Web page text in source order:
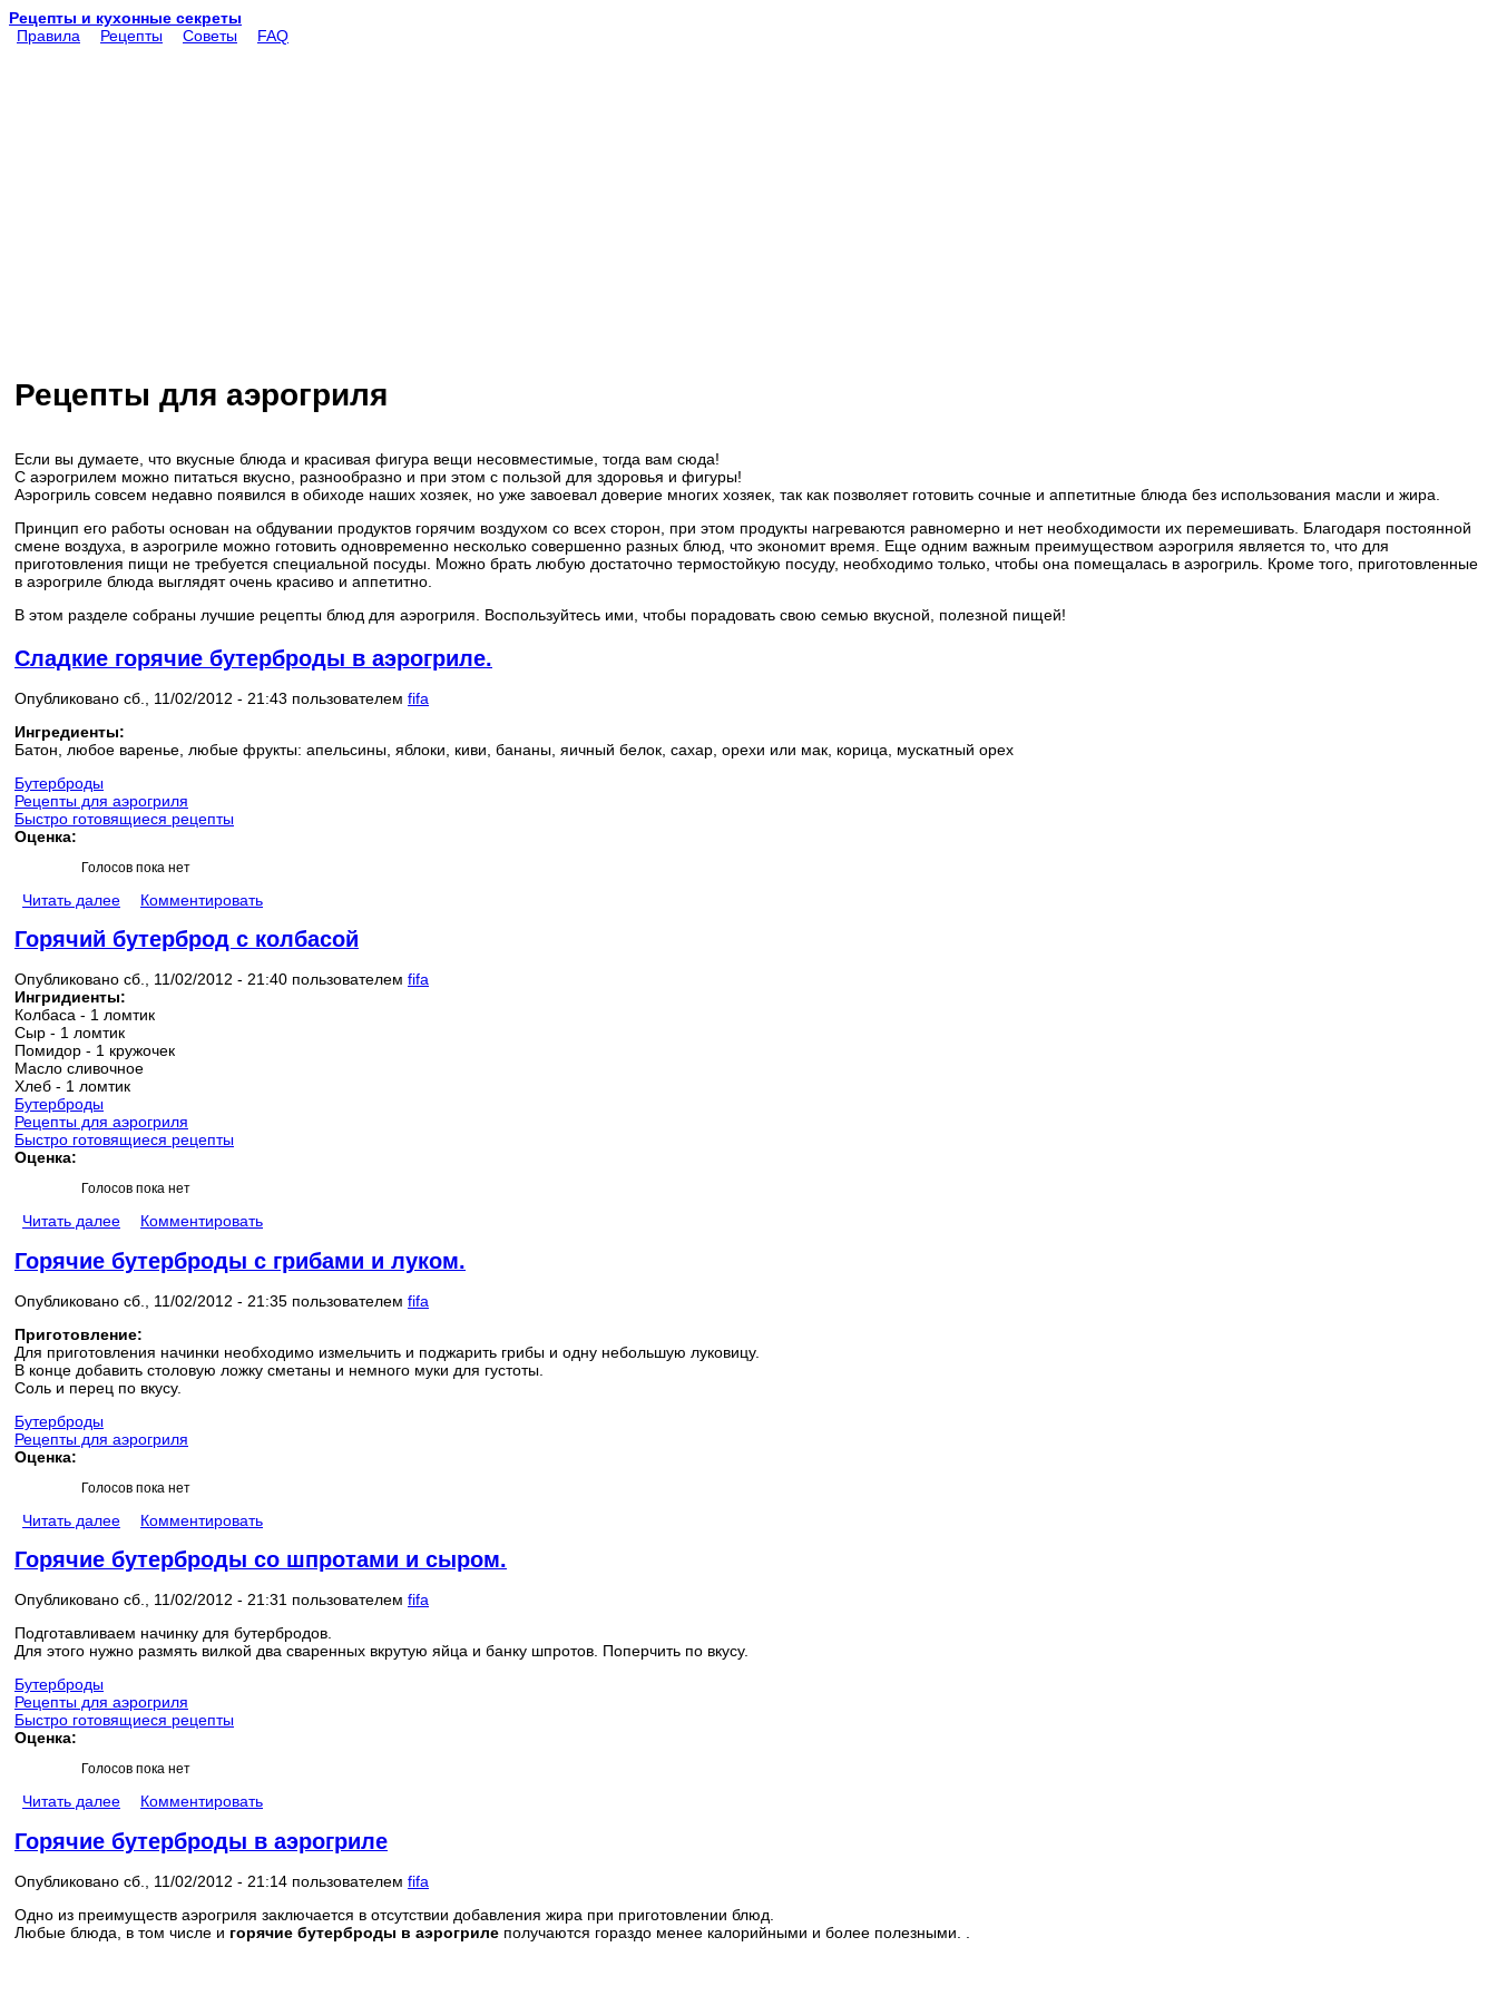
Рецепты и кухонные секреты
Правила
Рецепты Советы FAQ
Рецепты для аэрогриля
Если вы думаете, что вкусные блюда и красивая фигура вещи несовместимые, тогда вам сюда!
С аэрогрилем можно питаться вкусно, разнообразно и при этом с пользой для здоровья и фигуры!
Аэрогриль совсем недавно появился в обиходе наших хозяек, но уже завоевал доверие многих хозяек, так как позволяет готовить сочные и аппетитные блюда без использования масли и жира.
Принцип его работы основан на обдувании продуктов горячим воздухом со всех сторон, при этом продукты нагреваются равномерно и нет необходимости их перемешивать. Благодаря постоянной
смене воздуха, в аэрогриле можно готовить одновременно несколько совершенно разных блюд, что экономит время. Еще одним важным преимуществом аэрогриля является то, что для
приготовления пищи не требуется специальной посуды. Можно брать любую достаточно термостойкую посуду, необходимо только, чтобы она помещалась в аэрогриль. Кроме того, приготовленные
в аэрогриле блюда выглядят очень красиво и аппетитно.
В этом разделе собраны лучшие рецепты блюд для аэрогриля. Воспользуйтесь ими, чтобы порадовать свою семью вкусной, полезной пищей!
Сладкие горячие бутерброды в аэрогриле.
Опубликовано сб., 11/02/2012 - 21:43 пользователем fifa
Ингредиенты:
Батон, любое варенье, любые фрукты: апельсины, яблоки, киви, бананы, яичный белок, сахар, орехи или мак, корица, мускатный орех
Бутерброды
Рецепты для аэрогриля
Быстро готовящиеся рецепты
Оценка:
Голосов пока нет
Читать далее Комментировать
Горячий бутерброд с колбасой
Опубликовано сб., 11/02/2012 - 21:40 пользователем fifa
Ингридиенты:
Колбаса - 1 ломтик
Сыр - 1 ломтик
Помидор - 1 кружочек
Масло сливочное
Хлеб - 1 ломтик
Бутерброды
Рецепты для аэрогриля
Быстро готовящиеся рецепты
Оценка:
Голосов пока нет
Читать далее Комментировать
Горячие бутерброды с грибами и луком.
Опубликовано сб., 11/02/2012 - 21:35 пользователем fifa
Приготовление:
Для приготовления начинки необходимо измельчить и поджарить грибы и одну небольшую луковицу.
В конце добавить столовую ложку сметаны и немного муки для густоты.
Соль и перец по вкусу.
Бутерброды
Рецепты для аэрогриля
Оценка:
Голосов пока нет
Читать далее Комментировать
Горячие бутерброды со шпротами и сыром.
Опубликовано сб., 11/02/2012 - 21:31 пользователем fifa
Подготавливаем начинку для бутербродов.
Для этого нужно размять вилкой два сваренных вкрутую яйца и банку шпротов. Поперчить по вкусу.
Бутерброды
Рецепты для аэрогриля
Быстро готовящиеся рецепты
Оценка:
Голосов пока нет
Читать далее Комментировать
Горячие бутерброды в аэрогриле
Опубликовано сб., 11/02/2012 - 21:14 пользователем fifa
Одно из преимуществ аэрогриля заключается в отсутствии добавления жира при приготовлении блюд.
Любые блюда, в том числе и горячие бутерброды в аэрогриле получаются гораздо менее калорийными и более полезными. .